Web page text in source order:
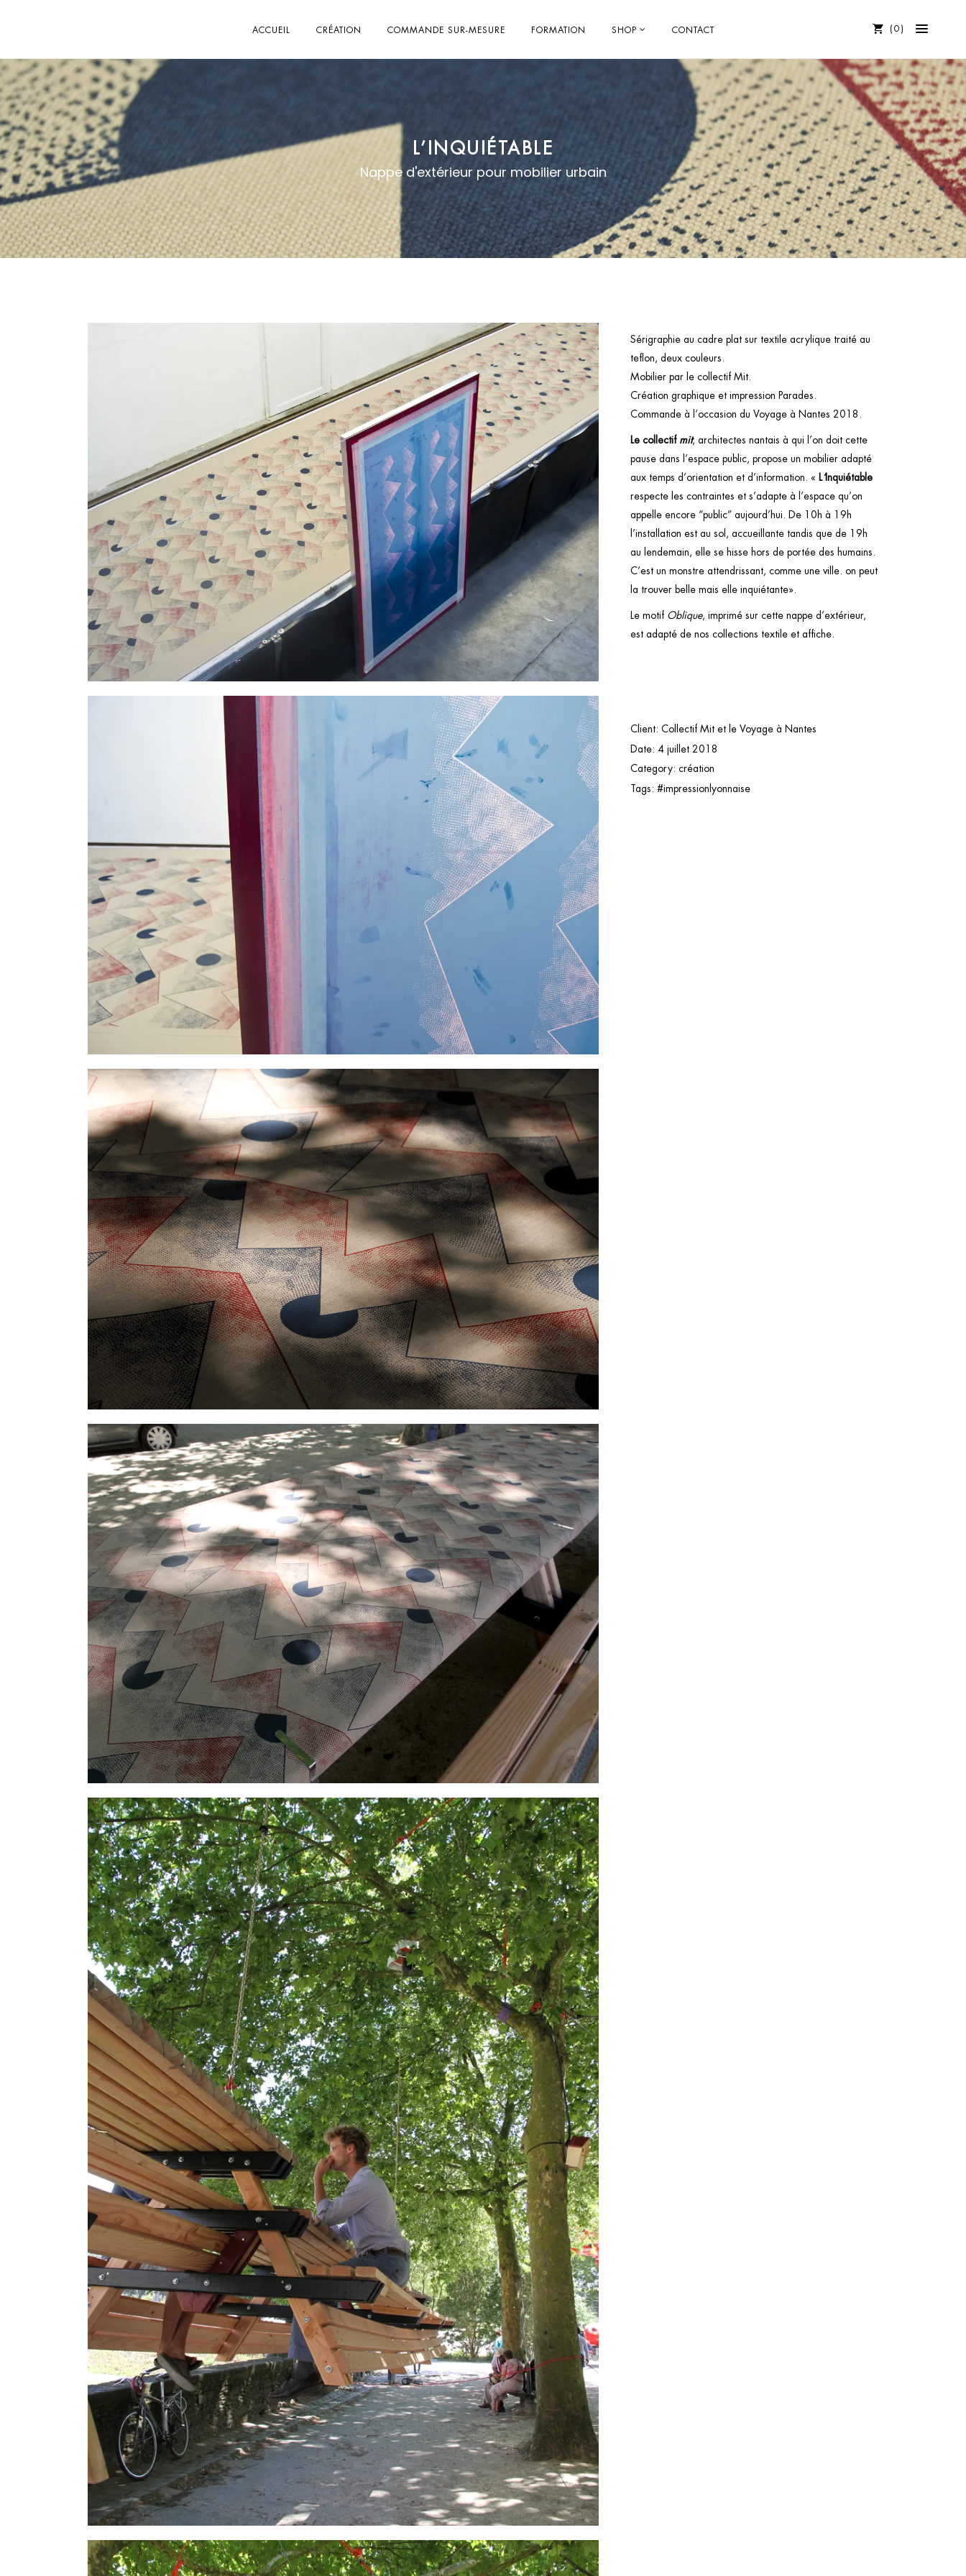
ACCUEIL CRÉATION COMMANDE SUR-MESURE FORMATION SHOP CONTACT 0
L’INQUIÉTABLE
Nappe d'extérieur pour mobilier urbain
Sérigraphie au cadre plat sur textile acrylique traité au
teflon, deux couleurs.
Mobilier par le collectif Mit.
Création graphique et impression Parades.
Commande à l’occasion duVoyage à Nantes 2018.
Le collectif mit, architectes nantais à qui l’on doit cette
pause dans l’espace public, propose un mobilier adapté
aux temps d’orientation et d’information. « L’Inquiétable
respecte les contraintes et s’adapte à l’espace qu’on
appelle encore “public” aujourd’hui. De 10h à 19h
l’installation est au sol, accueillante tandis que de 19h
au lendemain, elle se hisse hors de portée des humains.
C’est un monstre attendrissant, comme une ville. on peut
la trouver belle mais elle inquiétante».
Le motif Oblique, imprimé sur cette nappe d’extérieur,
est adapté de nos collections textile etaffiche.
Client: Collectif Mit et le Voyage à Nantes
Date: 4 juillet 2018
Category: création
Tags: #impressionlyonnaise